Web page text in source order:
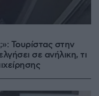
Τουρίστας στην
σε ανήλικη, τι